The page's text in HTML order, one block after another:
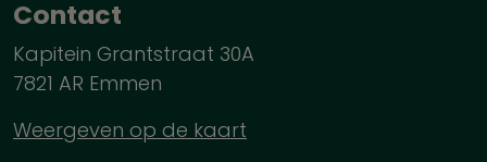
Contact
Kapitein Grantstraat 30A
7821 AR Emmen
Weergeven op de kaart